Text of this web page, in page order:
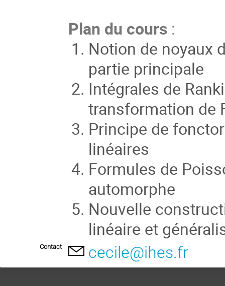
Plan du cours :
Notion de noyaux
partie principale
Intégrales de
transformation de
Principe de
linéaires
Formules de
automorphe
Nouvelle
linéaire et
Contact cecile@ihes.fr